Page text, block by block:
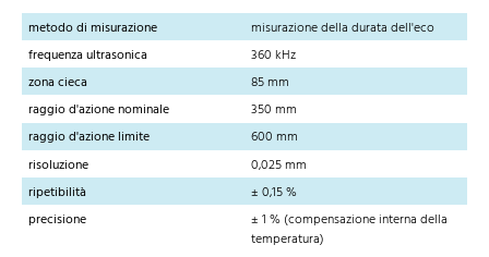
metodo di misurazione
misurazione della durata dell'eco
frequenza ultrasonica
360 kHz
zona cieca
85 mm
raggio d'azione nominale
350 mm
raggio d'azione limite
600 mm
risoluzione
0,025 mm
ripetibilità
± 0,15 %
precisione
± 1 % (compensazione interna della
temperatura)